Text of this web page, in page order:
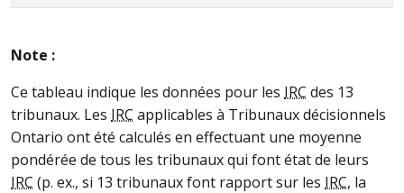
Note :
Ce tableau indique les données pour les IRC des 13
tribunaux. Les IRC applicables à Tribunaux décisionnels
Ontario ont été calculés en effectuant une moyenne
pondérée de tous les tribunaux qui font état de leurs
IRC (p. ex., si 13 tribunaux font rapport sur les IRC, la